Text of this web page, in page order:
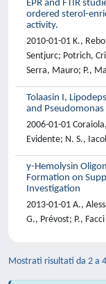
EPR and FTIR
ordered sterol-
activity.
2010-01-01 K.,
Sentjurc; Potrich,
Serra, Mauro; P.,
Tolaasin I,
and
2006-01-01
Evidente; N. S.,
γ-Hemolysin
Formation on
Investigation
2013-01-01 A.,
G., Prévost; P., Facci
Mostrati risultati da 2 a